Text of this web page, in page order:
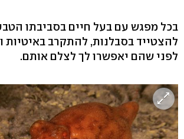
בכל מפגש עם בעל חיים בסביבתו
להצטייד בסבלנות, להתקרב באיטיות
לפני שהם יאפשרו לך לצלם אותם.